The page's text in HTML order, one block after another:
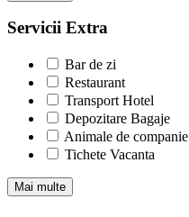
Servicii Extra
Bar de zi
Restaurant
Transport Hotel
Depozitare Bagaje
Animale de companie
Tichete Vacanta
Mai multe